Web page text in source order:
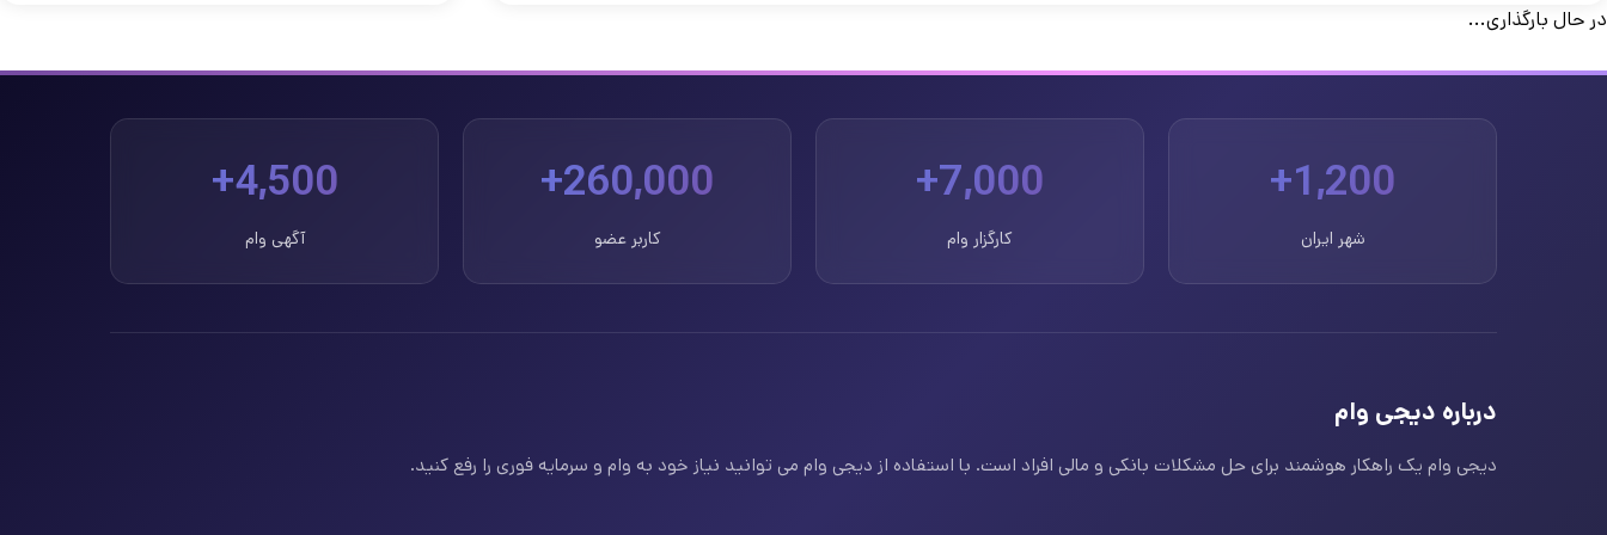
در حال بارگذاری...
1,200+
شهر ایران
7,000+
کارگزار وام
260,000+
کاربر عضو
4,500+
آگهی وام
درباره دیجی وام
دیجی وام یک راهکار هوشمند برای حل مشکلات بانکی و مالی افراد است. با استفاده از دیجی وام می توانید نیاز خود به وام و سرمایه فوری را رفع کنید.